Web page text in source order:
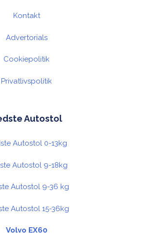
Kontakt
Advertorials
Cookiepolitik
Privatlivspolitik
Autostol
Autostol 0-13kg
Autostol 9-18kg
Autostol 9-36 kg
Autostol 15-36kg
Volvo EX60